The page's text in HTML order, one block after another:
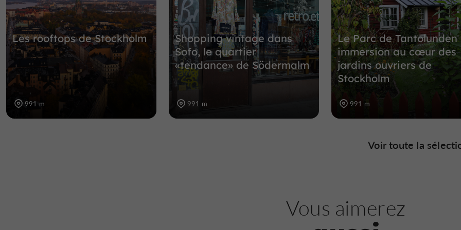
Les rooftops de Stockholm
991 m
Shopping vintage dans
Sofo, le quartier
«tendance» de Södermalm
991 m
Le Parc de Tantolunden
immersion au cœur des
jardins ouvriers de
Stockholm
991 m
Voir toute la
Vous aimerez